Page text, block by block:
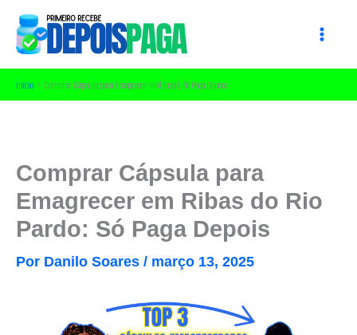
para
conteúdo
Início Comprar Cápsula para Emagrecer em [local]: Só Paga Depois
Comprar Cápsula para
Emagrecer em Ribas do Rio
Pardo: Só Paga Depois
Por Danilo Soares / março 13, 2025